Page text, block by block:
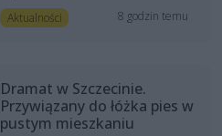
Aktualności 8 godzin temu
Dramat w Szczecinie.
Przywiązany do łóżka pies w
pustym mieszkaniu